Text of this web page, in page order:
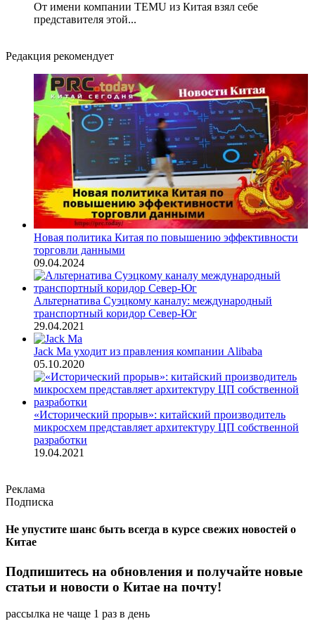
От имени компании TEMU из Китая взял себе
представителя этой...
Редакция рекомендует
Новая политика Китая по повышению эффективности
торговли данными
09.04.2024
Альтернатива Суэцкому каналу: международный
транспортный коридор Север-Юг
29.04.2021
Jack Ma уходит из правления компании Alibaba
05.10.2020
«Исторический прорыв»: китайский производитель
микросхем представляет архитектуру ЦП собственной
разработки
19.04.2021
Реклама
Подписка
Не упустите шанс быть всегда в курсе свежих новостей о
Китае
Подпишитесь на обновления и получайте новые
статьи и новости о Китае на почту!
рассылка не чаще 1 раз в день